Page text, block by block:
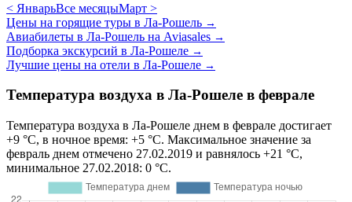
< ЯнварьВсе месяцыМарт >
Цены на горящие туры в Ла-Рошель →
Авиабилеты в Ла-Рошель на Aviasales →
Подборка экскурсий в Ла-Рошеле →
Лучшие цены на отели в Ла-Рошеле →
Температура воздуха в Ла-Рошеле в феврале
Температура воздуха в Ла-Рошеле днем в феврале достигает
+9 °C, в ночное время: +5 °C. Максимальное значение за
февраль днем отмечено 27.02.2019 и равнялось +21 °C,
минимальное 27.02.2018: 0 °C.